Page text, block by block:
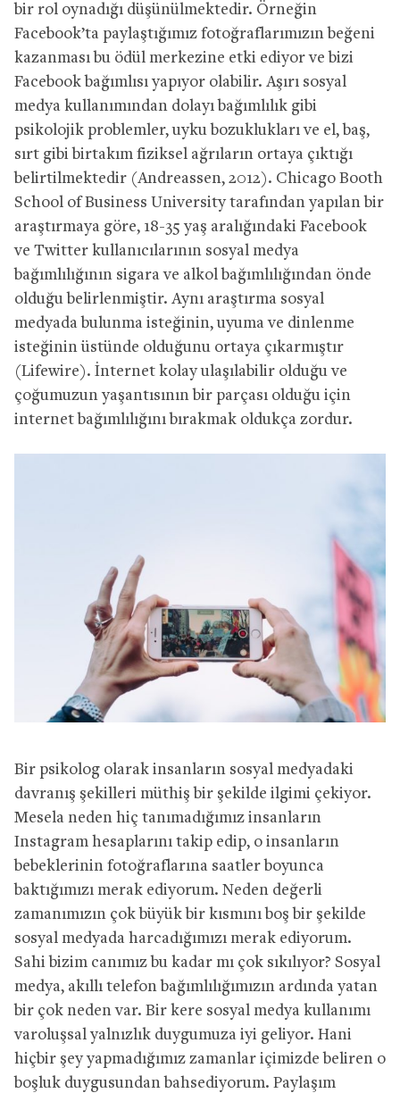
bir rol oynadığı düşünülmektedir. Örneğin
Facebook’ta paylaştığımız fotoğraflarımızın beğeni
kazanması bu ödül merkezine etki ediyor ve bizi
Facebook bağımlısı yapıyor olabilir. Aşırı sosyal
medya kullanımından dolayı bağımlılık gibi
psikolojik problemler, uyku bozuklukları ve el, baş,
sırt gibi birtakım fiziksel ağrıların ortaya çıktığı
belirtilmektedir (Andreassen, 2012). Chicago Booth
School of Business University tarafından yapılan bir
araştırmaya göre, 18-35 yaş aralığındaki Facebook
ve Twitter kullanıcılarının sosyal medya
bağımlılığının sigara ve alkol bağımlılığından önde
olduğu belirlenmiştir. Aynı araştırma sosyal
medyada bulunma isteğinin, uyuma ve dinlenme
isteğinin üstünde olduğunu ortaya çıkarmıştır
(Lifewire). İnternet kolay ulaşılabilir olduğu ve
çoğumuzun yaşantısının bir parçası olduğu için
internet bağımlılığını bırakmak oldukça zordur.
Bir psikolog olarak insanların sosyal medyadaki
davranış şekilleri müthiş bir şekilde ilgimi çekiyor.
Mesela neden hiç tanımadığımız insanların
Instagram hesaplarını takip edip, o insanların
bebeklerinin fotoğraflarına saatler boyunca
baktığımızı merak ediyorum. Neden değerli
zamanımızın çok büyük bir kısmını boş bir şekilde
sosyal medyada harcadığımızı merak ediyorum.
Sahi bizim canımız bu kadar mı çok sıkılıyor? Sosyal
medya, akıllı telefon bağımlılığımızın ardında yatan
bir çok neden var. Bir kere sosyal medya kullanımı
varoluşsal yalnızlık duygumuza iyi geliyor. Hani
hiçbir şey yapmadığımız zamanlar içimizde beliren o
boşluk duygusundan bahsediyorum. Paylaşım